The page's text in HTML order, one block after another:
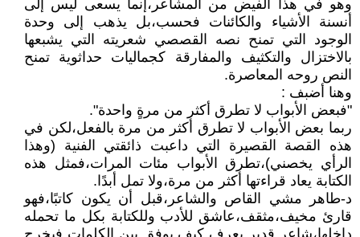
وهو في هذا الفيض من المشاعر،إنما يسعى ليس إلى
أنسنة الأشياء والكائنات فحسب،بل يذهب إلى وحدة
الوجود التي تمنح نصه القصصي شعريته التي يشبعها
بالاختزال والتكثيف والمفارقة كجماليات حداثوية تمنح
النص روحه المعاصرة.
وهنا أضبف :
"فبعض الأبواب لا تطرق أكثر من مرةٍ واحدة".
ربما بعض الأبواب لا تطرق أكثر من مرة بالفعل،لكن في
هذه القصة القصيرة التي داعبت ذائقتي الفنية (وهذا
الرأي يخصني)،تطرق الأبواب مئات المرات،فمثل هذه
الكتابة يعاد قراءتها أكثر من مرة،ولا تمل أبدًا.
د-طاهر مشي القاص والشاعر،قبل أن يكون كاتبًا،فهو
قارئ مخيف،مثقف،عاشق للأدب وللكتابة بكل ما تحمله